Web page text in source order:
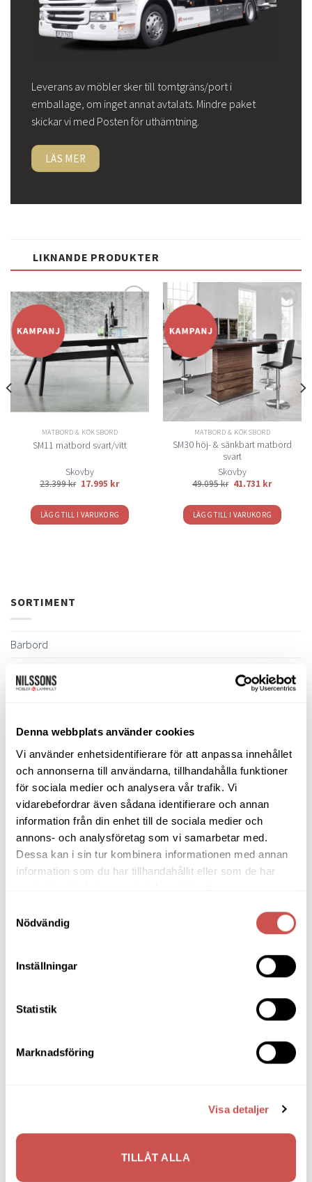
Denna webbplats använder cookies
Vi använder enhetsidentifierare för att anpassa innehållet
och annonserna till användarna, tillhandahålla funktioner
för sociala medier och analysera vår trafik. Vi
vidarebefordrar även sådana identifierare och annan
information från din enhet till de sociala medier och
annons- och analysföretag som vi samarbetar med.
Dessa kan i sin tur kombinera informationen med annan
information som du har tillhandahållit eller som de har
Nödvändig
Inställningar
Statistik
Marknadsföring
Visa detaljer
TILLÅT ALLA
Leverans av möbler sker till tomtgräns/port i
emballage, om inget annat avtalats. Mindre paket
skickar vi med Posten för uthämtning.
LÄS MER
LIKNANDE PRODUKTER
Lägg
till i
önskelistan
MATBORD & KÖKSBORD
SM11 matbord svart/vitt
Skovby
23.399kr Det
var:
23.399 kr.
17.995 krDet
är:
17.995 kr.
LÄGG TILL I VARUKORG
Lägg
till i
önskelistan
MATBORD & KÖKSBORD
SM30 höj- & sänkbart matbord
svart
Skovby
49.095kr 41.731 kr
LÄGG TILL I VARUKORG
SORTIMENT
Barbord
Byråer
Bäddsoffor
Bänkar & Pallar
Hallmöbler
Matgrupper
Möbelvård
Skänkar & Sideboards